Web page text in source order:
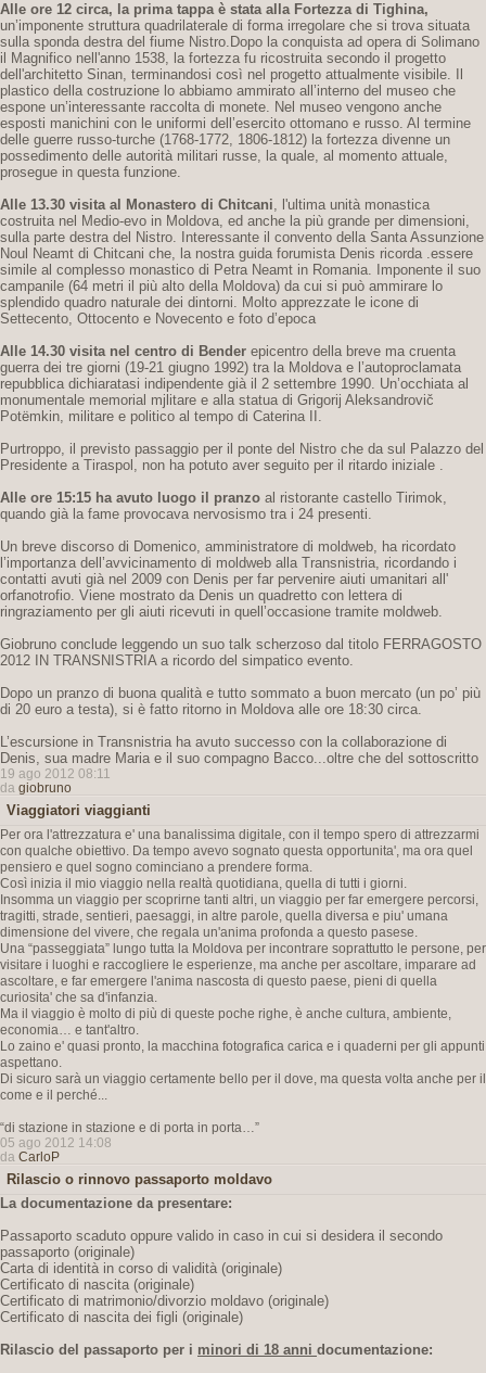
Alle ore 12 circa, la prima tappa è stata alla Fortezza di Tighina,
un’imponente struttura quadrilaterale di forma irregolare che si trova situata
sulla sponda destra del fiume Nistro.Dopo la conquista ad opera di Solimano
il Magnifico nell'anno 1538, la fortezza fu ricostruita secondo il progetto
dell'architetto Sinan, terminandosi così nel progetto attualmente visibile. Il
plastico della costruzione lo abbiamo ammirato all’interno del museo che
espone un’interessante raccolta di monete. Nel museo vengono anche
esposti manichini con le uniformi dell’esercito ottomano e russo. Al termine
delle guerre russo-turche (1768-1772, 1806-1812) la fortezza divenne un
possedimento delle autorità militari russe, la quale, al momento attuale,
prosegue in questa funzione.
Alle 13.30 visita al Monastero di Chitcani, l'ultima unità monastica
costruita nel Medio-evo in Moldova, ed anche la più grande per dimensioni,
sulla parte destra del Nistro. Interessante il convento della Santa Assunzione
Noul Neamt di Chitcani che, la nostra guida forumista Denis ricorda .essere
simile al complesso monastico di Petra Neamt in Romania. Imponente il suo
campanile (64 metri il più alto della Moldova) da cui si può ammirare lo
splendido quadro naturale dei dintorni. Molto apprezzate le icone di
Settecento, Ottocento e Novecento e foto d’epoca
Alle 14.30 visita nel centro di Bender epicentro della breve ma cruenta
guerra dei tre giorni (19-21 giugno 1992) tra la Moldova e l’autoproclamata
repubblica dichiaratasi indipendente già il 2 settembre 1990. Un’occhiata al
monumentale memorial mjlitare e alla statua di Grigorij Aleksandrovič
Potëmkin, militare e politico al tempo di Caterina II.
Purtroppo, il previsto passaggio per il ponte del Nistro che da sul Palazzo del
Presidente a Tiraspol, non ha potuto aver seguito per il ritardo iniziale .
Alle ore 15:15 ha avuto luogo il pranzo al ristorante castello Tirimok,
quando già la fame provocava nervosismo tra i 24 presenti.
Un breve discorso di Domenico, amministratore di moldweb, ha ricordato
l’importanza dell’avvicinamento di moldweb alla Transnistria, ricordando i
contatti avuti già nel 2009 con Denis per far pervenire aiuti umanitari all'
orfanotrofio. Viene mostrato da Denis un quadretto con lettera di
ringraziamento per gli aiuti ricevuti in quell’occasione tramite moldweb.
Giobruno conclude leggendo un suo talk scherzoso dal titolo FERRAGOSTO
2012 IN TRANSNISTRIA a ricordo del simpatico evento.
Dopo un pranzo di buona qualità e tutto sommato a buon mercato (un po’ più
di 20 euro a testa), si è fatto ritorno in Moldova alle ore 18:30 circa.
L’escursione in Transnistria ha avuto successo con la collaborazione di
Denis, sua madre Maria e il suo compagno Bacco...oltre che del sottoscritto
19 ago 2012 08:11
da giobruno
Viaggiatori viaggianti
Per ora l'attrezzatura e' una banalissima digitale, con il tempo spero di attrezzarmi
con qualche obiettivo. Da tempo avevo sognato questa opportunita', ma ora quel
pensiero e quel sogno cominciano a prendere forma.
Così inizia il mio viaggio nella realtà quotidiana, quella di tutti i giorni.
Insomma un viaggio per scoprirne tanti altri, un viaggio per far emergere percorsi,
tragitti, strade, sentieri, paesaggi, in altre parole, quella diversa e piu' umana
dimensione del vivere, che regala un'anima profonda a questo pasese.
Una “passeggiata” lungo tutta la Moldova per incontrare soprattutto le persone, per
visitare i luoghi e raccogliere le esperienze, ma anche per ascoltare, imparare ad
ascoltare, e far emergere l'anima nascosta di questo paese, pieni di quella
curiosita' che sa d'infanzia.
Ma il viaggio è molto di più di queste poche righe, è anche cultura, ambiente,
economia… e tant'altro.
Lo zaino e' quasi pronto, la macchina fotografica carica e i quaderni per gli appunti
aspettano.
Di sicuro sarà un viaggio certamente bello per il dove, ma questa volta anche per il
come e il perché...
“di stazione in stazione e di porta in porta…”
05 ago 2012 14:08
da CarloP
Rilascio o rinnovo passaporto moldavo
La documentazione da presentare:
Passaporto scaduto oppure valido in caso in cui si desidera il secondo
passaporto (originale)
Carta di identità in corso di validità (originale)
Certificato di nascita (originale)
Certificato di matrimonio/divorzio moldavo (originale)
Certificato di nascita dei figli (originale)
Rilascio del passaporto per i minori di 18 anni documentazione: